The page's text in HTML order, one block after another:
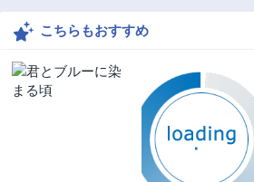
第52話
第50話
3週間前
第49話
3週間前
第47話
3週間前
第45話
こちらもおすすめ